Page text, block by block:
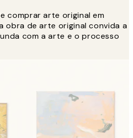
comprar arte original em
obra de arte original convida a
com a arte e o processo